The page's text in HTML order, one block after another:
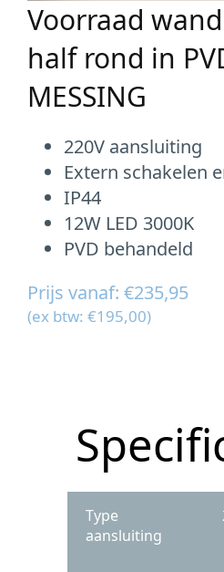
Voorraad
half rond in
MESSING
220V aansluiting
Extern schakelen
IP44
12W LED 3000K
PVD behandeld
Prijs vanaf: €235,95
(ex btw: €195,00)
Type
aansluiting